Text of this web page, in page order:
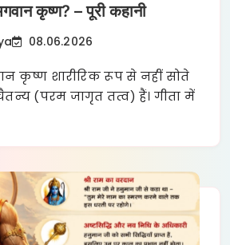
कृष्ण? – पूरी कहानी
08.06.2026
कृष्ण शारीरिक रूप से नहीं सोते
(परम जागृत तत्व) हैं। गीता में